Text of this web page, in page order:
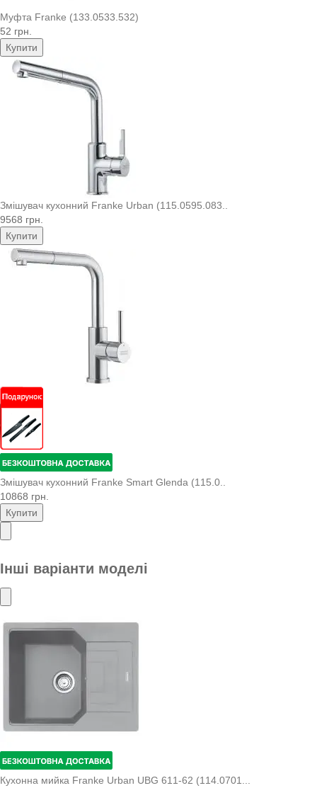
Муфта Franke (133.0533.532)
52 грн.
Купити
Змішувач кухонний Franke Urban (115.0595.083..
9568 грн.
Купити
Змішувач кухонний Franke Smart Glenda (115.0..
10868 грн.
Купити
Інші варіанти моделі
Кухонна мийка Franke Urban UBG 611-62 (114.0701...